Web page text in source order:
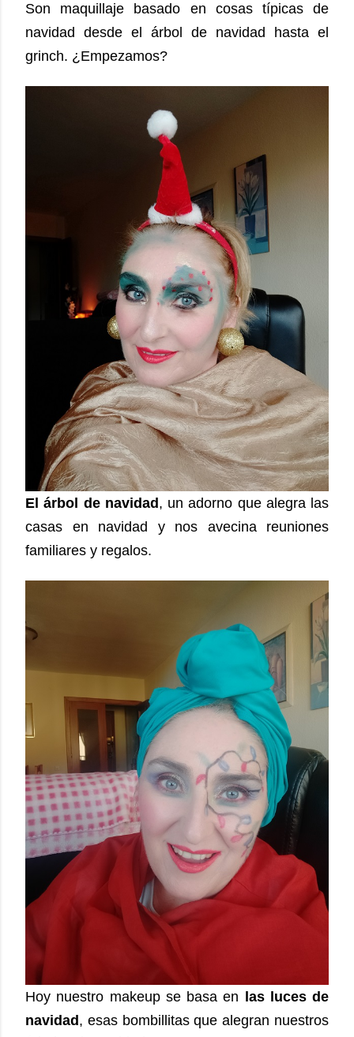
Son maquillaje basado en cosas típicas de
navidad desde el árbol de navidad hasta el
grinch. ¿Empezamos?
El árbol de navidad, un adorno que alegra las
casas en navidad y nos avecina reuniones
familiares y regalos.
Hoy nuestro makeup se basa en
las luces de
navidad , esas bombillitas que alegran nuestros